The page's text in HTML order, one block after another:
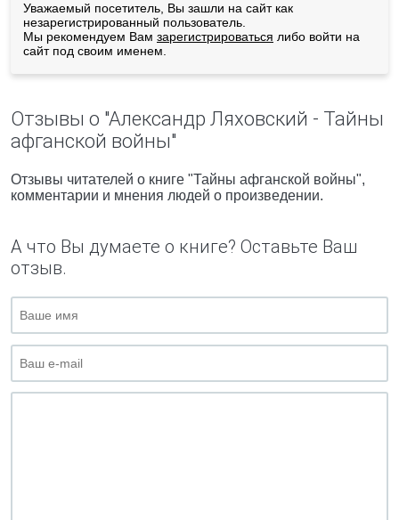
Уважаемый посетитель, Вы зашли на сайт как
незарегистрированный пользователь.
Мы рекомендуем Вам зарегистрироваться либо войти на
сайт под своим именем.
Отзывы о "Александр Ляховский - Тайны
афганской войны"
Отзывы читателей о книге "Тайны афганской войны",
комментарии и мнения людей о произведении.
А что Вы думаете о книге? Оставьте Ваш
отзыв.